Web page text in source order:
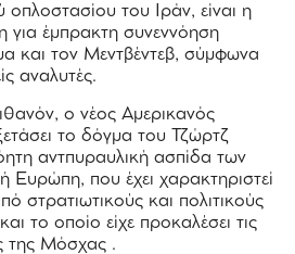
οπλοστασίου του Ιράν, είναι η
για έμπρακτη συνεννόηση
και τον Μεντβέντεβ, σύμφωνα
αναλυτές.
ο νέος Αμερικανός
το δόγμα του Τζώρτζ
αντπυραυλική ασπίδα των
Ευρώπη, που έχει χαρακτηριστεί
στρατιωτικούς και πολιτικούς
το οποίο είχε προκαλέσει τις
της Μόσχας .